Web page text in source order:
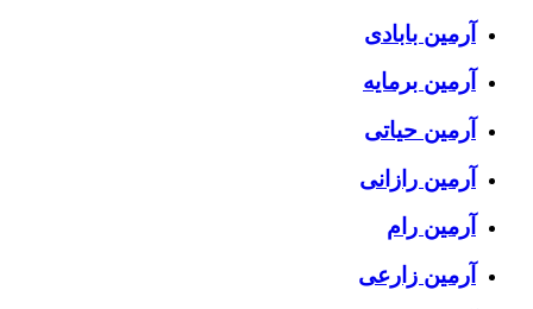
آرمین بابادی
آرمین برمایه
آرمین حیاتی
آرمین رازانی
آرمین رام
آرمین زارعی